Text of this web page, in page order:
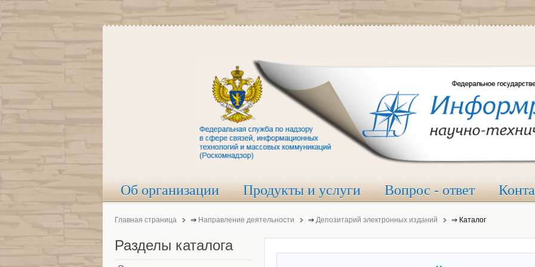
Об организации Продукты и услуги Вопрос - ответ
Главная страница ⇒ Направление деятельности ⇒ Депозитарий электронных изданий ⇒ Каталог
Разделы каталога